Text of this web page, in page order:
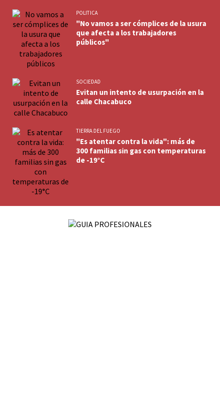
POLITICA
"No vamos a ser cómplices de la usura
que afecta a los trabajadores
públicos"
SOCIEDAD
Evitan un intento de usurpación en la
calle Chacabuco
TIERRA DEL FUEGO
"Es atentar contra la vida": más de
300 familias sin gas con temperaturas
de -19°C